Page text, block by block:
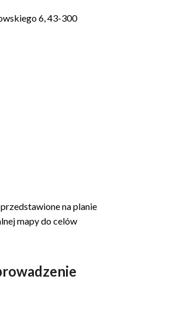
6, 43-300
na planie
mapy do celów